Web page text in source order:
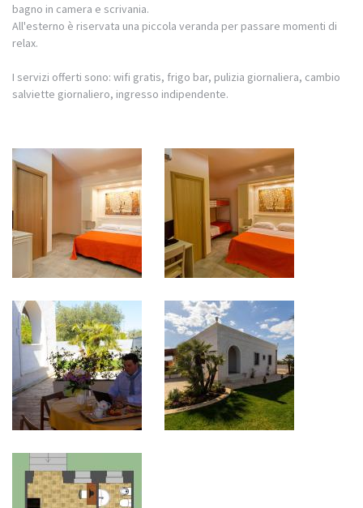
bagno in camera e scrivania.
All'esterno è riservata una piccola veranda per passare momenti di
relax.
I servizi offerti sono: wifi gratis, frigo bar, pulizia giornaliera, cambio
salviette giornaliero, ingresso indipendente.